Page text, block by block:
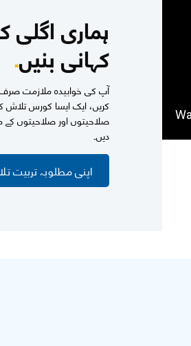
ہماری اگلی
کہانی بنیں.
آپ کی خوابیدہ ملازمت صرف
کریں، ایک ایسا کورس
صلاحیتوں اور صلاحیتوں کے
دیں۔
اپنی مطلوبہ تربیت